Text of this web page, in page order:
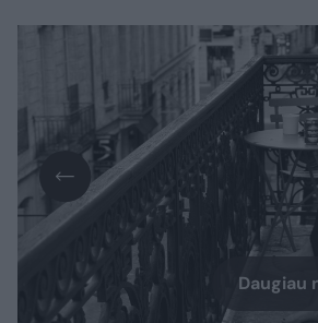
Daugiau